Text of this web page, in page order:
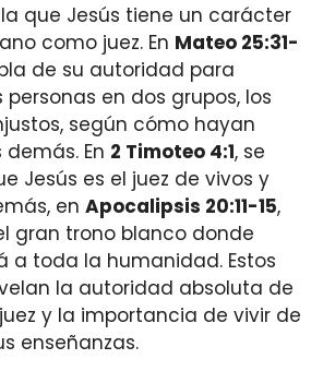
que Jesús tiene un carácter
como juez. En Mateo 25:31-
de su autoridad para
en dos grupos, los
según cómo hayan
En 2 Timoteo 4:1, se
Jesús es el juez de vivos y
en Apocalipsis 20:11-15,
gran trono blanco donde
a toda la humanidad. Estos
la autoridad absoluta de
y la importancia de vivir de
enseñanzas.